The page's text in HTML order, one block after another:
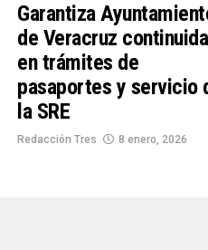
Garantiza
de Veracruz
en trámites de
pasaportes y servicio
la SRE
Redacción Tres 8 enero, 2026